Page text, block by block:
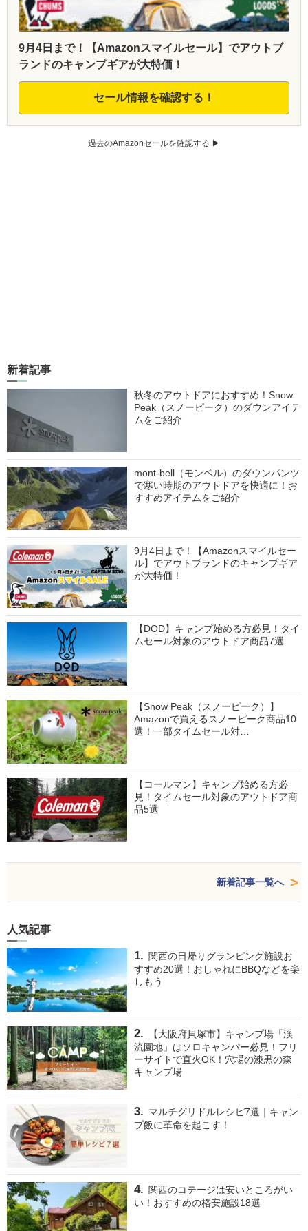
9月4日まで！【Amazonスマイルセール】でアウトブ
ランドのキャンプギアが大特価！
セール情報を確認する！
過去のAmazonセールを確認する ▶︎
新着記事
秋冬のアウトドアにおすすめ！Snow
Peak（スノーピーク）のダウンアイテ
ムをご紹介
mont-bell（モンベル）のダウンパンツ
で寒い時期のアウトドアを快適に！お
すすめアイテムをご紹介
9月4日まで！【Amazonスマイルセー
ル】でアウトブランドのキャンプギア
が大特価！
【DOD】キャンプ始める方必見！タイ
ムセール対象のアウトドア商品7選
【Snow Peak（スノーピーク）】
Amazonで買えるスノーピーク商品10
選！一部タイムセール対…
【コールマン】キャンプ始める方必
見！タイムセール対象のアウトドア商
品5選
新着記事一覧へ
人気記事
関西の日帰りグランピング施設お
すすめ20選！おしゃれにBBQなどを楽
しもう
【大阪府貝塚市】キャンプ場「渓
流園地」はソロキャンパー必見！フリ
ーサイトで直火OK！穴場の漆黒の森
キャンプ場
マルチグリドルレシピ7選｜キャン
プ飯に革命を起こす！
関西のコテージは安いところがい
い！おすすめの格安施設18選